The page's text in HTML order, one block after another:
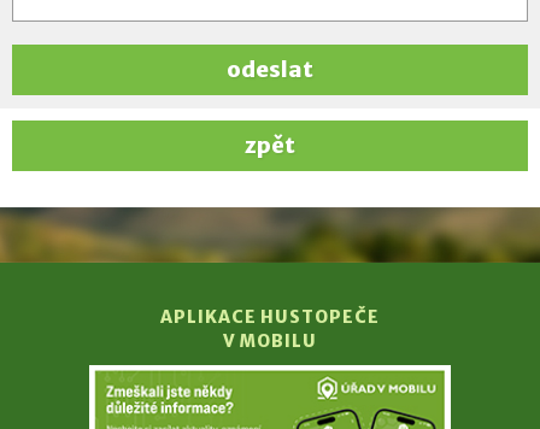
odeslat
zpět
APLIKACE HUSTOPEČE
V MOBILU